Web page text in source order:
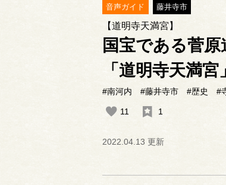
音声ガイド 藤井寺市
【道明寺天満宮】
国宝である菅
「道明寺天満宮」
#南河内 #藤井寺市 #歴史 #
11 1
2022.04.13 更新